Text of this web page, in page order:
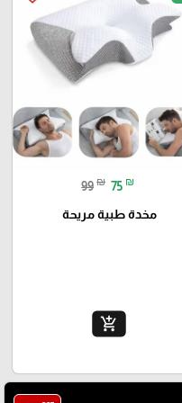
99 ₪ 75 ₪
مخدة طبية مريحة
add_shopping_cart